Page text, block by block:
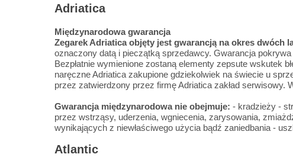
Adriatica
Międzynarodowa gwarancja
Zegarek Adriatica objęty jest gwarancją na okres dwóch
oznaczony datą i pieczątką sprzedawcy. Gwarancja
Bezpłatnie wymienione zostaną elementy zepsute wskutek
naręczne Adriatica zakupione gdziekolwiek na świecie u
przez zatwierdzony przez firmę Adriatica zakład
Gwarancja międzynarodowa nie obejmuje: - kradzieży -
przez wstrząsy, uderzenia, wgniecenia, zarysowania,
wynikających z niewłaściwego użycia bądź zaniedbania -
Atlantic